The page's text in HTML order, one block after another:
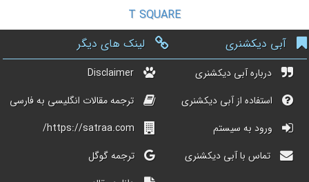
T SQUARE
آبی دیکشنری
درباره آبی دیکشنری
استفاده از آبی دیکشنری
ورود به سیستم
تماس با آبی دیکشنری
لینک های دیگر
Disclaimer
ترجمه مقالات انگلیسی به فارسی
https://satraa.com/
ترجمه گوگل